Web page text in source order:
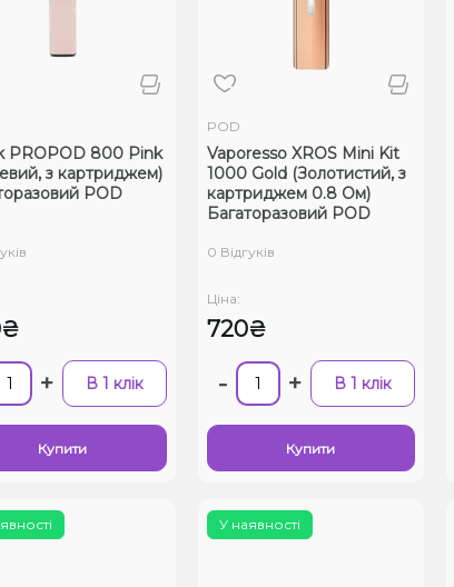
PROPOD 800 Pink
з картриджем)
POD
+ В 1 клік
Купити
POD
Vaporesso XROS Mini Kit
1000 Gold (Золотистий, з
картриджем 0.8 Ом)
Багаторазовий POD
0 Відгуків
Ціна:
720₴
- + В 1 клік
Купити
У наявності